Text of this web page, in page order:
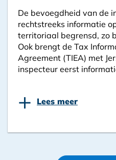
De bevoegdheid van de
rechtstreeks informatie
territoriaal begrensd, zo
Ook brengt de Tax
Agreement (TIEA) met
inspecteur eerst
+ Lees meer